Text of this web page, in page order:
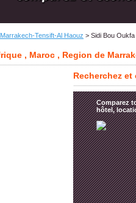
Tensift-Al Haouz > Sidi Bou Oukfa
, Maroc , Region de
Recherchez
Comparez
hôtel,